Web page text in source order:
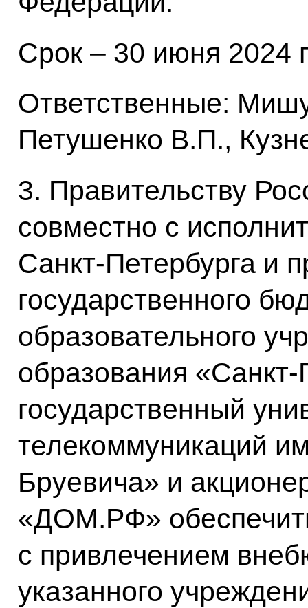
Срок – 30 июня 2024
Ответственные:
Петушенко В.П.,
3. Правительству
совместно с
Санкт-Петербурга и
государственного
образовательного
образования «Санкт-
государственный
телекоммуникаций
Бруевича» и
«ДОМ.РФ»
с привлечением
указанного